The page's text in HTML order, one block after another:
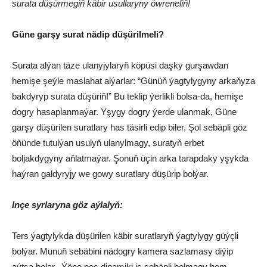
surata düşürmegiň käbir usullaryny öwreneliň!
Güne garşy surat nädip düşürilmeli?
Surata alýan täze ulanyjylaryň köpüsi daşky gurşawdan
hemişe şeýle maslahat alýarlar: “Günüň ýagtylygyny arkaňyza
bakdyryp surata düşüriň!” Bu teklip ýerlikli bolsa-da, hemişe
dogry hasaplanmaýar. Yşygy dogry ýerde ulanmak, Güne
garşy düşürilen suratlary has täsirli edip biler. Şol sebäpli göz
öňünde tutulýan usulyň ulanylmagy, suratyň erbet
boljakdygyny aňlatmaýar. Şonuň üçin arka tarapdaky yşykda
haýran galdyryjy we gowy suratlary düşürip bolýar.
Inçe syrlaryna göz aýlalyň:
Ters ýagtylykda düşürilen käbir suratlaryň ýagtylygy güýçli
bolýar. Munuň sebäbini nädogry kamera sazlamasy diýip